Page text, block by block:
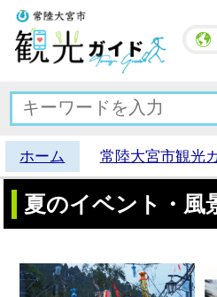
ホーム 常陸大宮市観光
夏のイベント・風